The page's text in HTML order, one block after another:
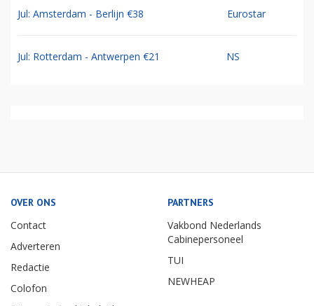
Jul: Amsterdam - Berlijn €38 Eurostar
Jul: Rotterdam - Antwerpen €21 NS
OVER ONS
Contact
Adverteren
Redactie
Colofon
PARTNERS
Vakbond Nederlands
Cabinepersoneel
TUI
NEWHEAP